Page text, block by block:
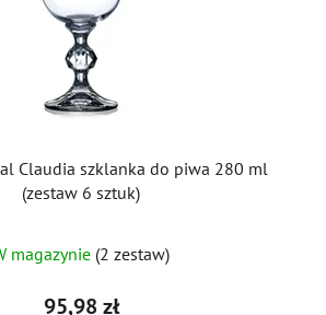
Claudia szklanka do piwa 280 ml
(zestaw 6 sztuk)
magazynie (2 zestaw)
95,98 zł